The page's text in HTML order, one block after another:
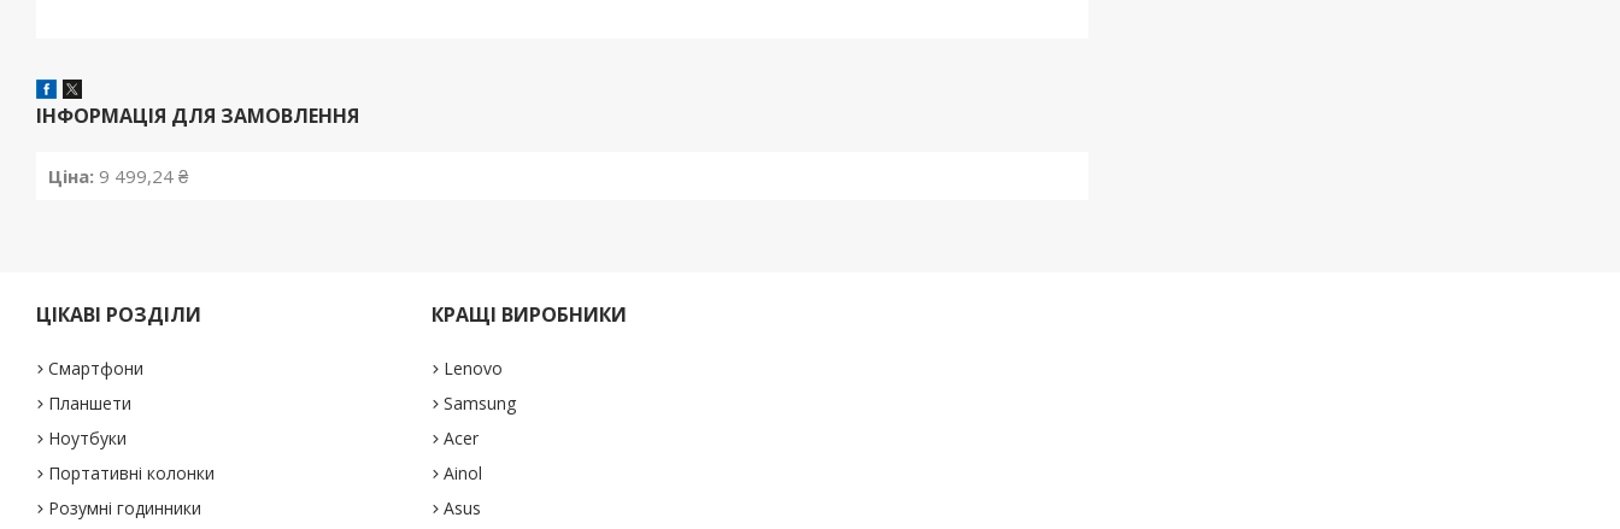
ІНФОРМАЦІЯ ДЛЯ ЗАМОВЛЕННЯ
Ціна: 9 499,24 ₴
ЦІКАВІ РОЗДІЛИ
Смартфони
Планшети
Ноутбуки
Портативні колонки
Розумні годинники
КРАЩІ ВИРОБНИКИ
Lenovo
Samsung
Acer
Ainol
Asus